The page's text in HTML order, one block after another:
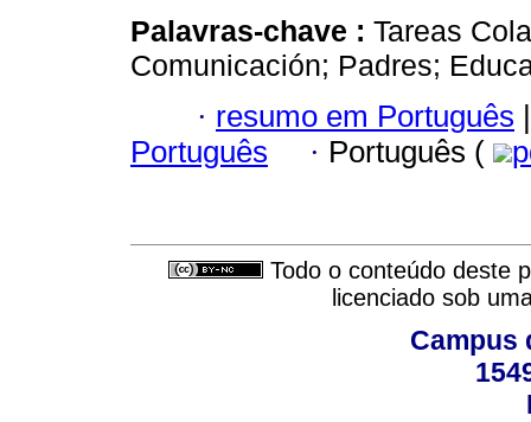
Palavras-chave : Tareas
Comunicación; Padres;
· resumo em Português |
Português
· Português (
Todo o conteúdo deste
licenciado sob
Campus